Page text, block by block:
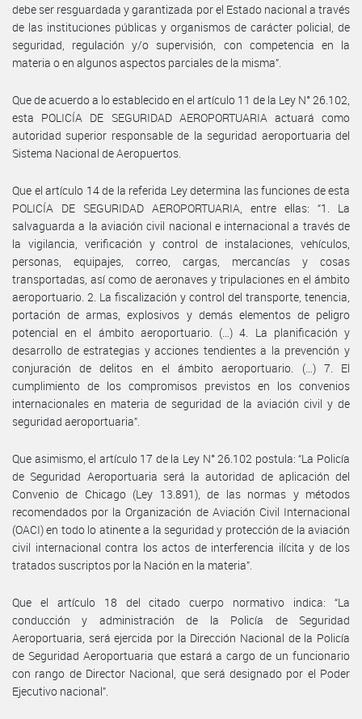
debe ser resguardada y garantizada por el Estado nacional a través
de las instituciones públicas y organismos de carácter policial, de
seguridad, regulación y/o supervisión, con competencia en la
materia o en algunos aspectos parciales de la misma”.
Que de acuerdo a lo establecido en el artículo 11 de la Ley N° 26.102,
esta POLICÍA DE SEGURIDAD AEROPORTUARIA actuará como
autoridad superior responsable de la seguridad aeroportuaria del
Sistema Nacional de Aeropuertos.
Que el artículo 14 de la referida Ley determina las funciones de esta
POLICÍA DE SEGURIDAD AEROPORTUARIA, entre ellas: “1. La
salvaguarda a la aviación civil nacional e internacional a través de
la vigilancia, verificación y control de instalaciones, vehículos,
personas, equipajes, correo, cargas, mercancías y cosas
transportadas, así como de aeronaves y tripulaciones en el ámbito
aeroportuario. 2. La fiscalización y control del transporte, tenencia,
portación de armas, explosivos y demás elementos de peligro
potencial en el ámbito aeroportuario. (…) 4. La planificación y
desarrollo de estrategias y acciones tendientes a la prevención y
conjuración de delitos en el ámbito aeroportuario. (…) 7. El
cumplimiento de los compromisos previstos en los convenios
internacionales en materia de seguridad de la aviación civil y de
seguridad aeroportuaria”.
Que asimismo, el artículo 17 de la Ley N° 26.102 postula: “La Policía
de Seguridad Aeroportuaria será la autoridad de aplicación del
Convenio de Chicago (Ley 13.891), de las normas y métodos
recomendados por la Organización de Aviación Civil Internacional
(OACI) en todo lo atinente a la seguridad y protección de la aviación
civil internacional contra los actos de interferencia ilícita y de los
tratados suscriptos por la Nación en la materia”.
Que el artículo 18 del citado cuerpo normativo indica: “La
conducción y administración de la Policía de Seguridad
Aeroportuaria, será ejercida por la Dirección Nacional de la Policía
de Seguridad Aeroportuaria que estará a cargo de un funcionario
con rango de Director Nacional, que será designado por el Poder
Ejecutivo nacional”.